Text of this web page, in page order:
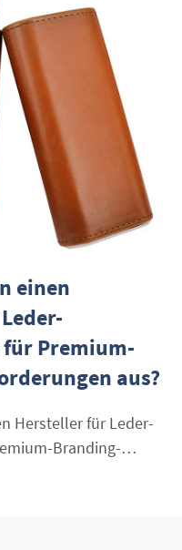
einen
Premium-
aus?
Hersteller für Leder-
Branding-
ein Leder-